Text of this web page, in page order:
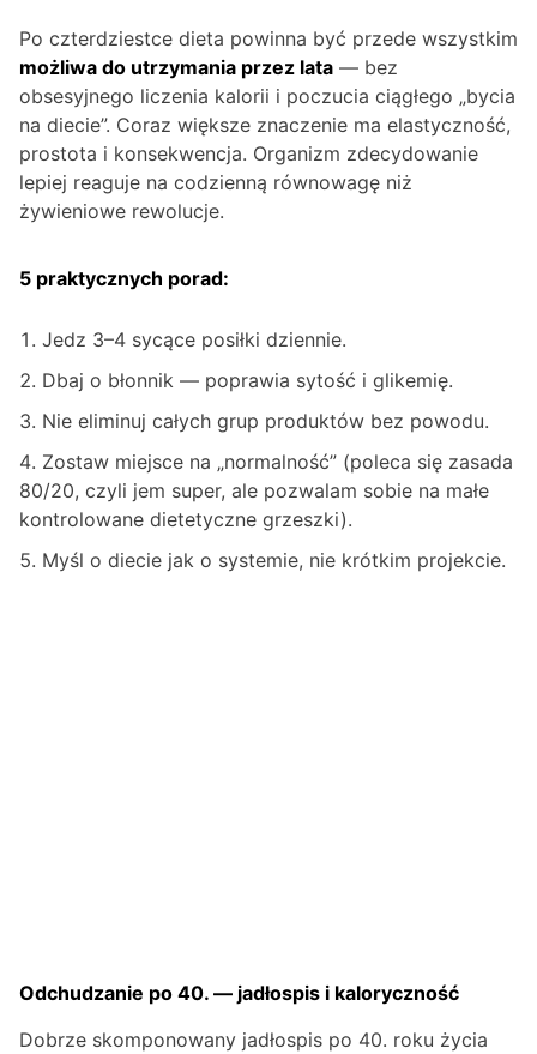
Po czterdziestce dieta powinna być przede wszystkim
możliwa do utrzymania przez lata — bez
obsesyjnego liczenia kalorii i poczucia ciągłego „bycia
na diecie”. Coraz większe znaczenie ma elastyczność,
prostota i konsekwencja. Organizm zdecydowanie
lepiej reaguje na codzienną równowagę niż
żywieniowe rewolucje.
5 praktycznych porad:
Jedz 3–4 sycące posiłki dziennie.
Dbaj o błonnik — poprawia sytość i glikemię.
Nie eliminuj całych grup produktów bez powodu.
Zostaw miejsce na „normalność” (poleca się zasada
80/20, czyli jem super, ale pozwalam sobie na małe
kontrolowane dietetyczne grzeszki).
Myśl o diecie jak o systemie, nie krótkim projekcie.
Odchudzanie po 40. — jadłospis i kaloryczność
Dobrze skomponowany jadłospis po 40. roku życia